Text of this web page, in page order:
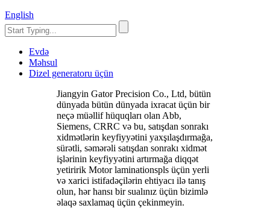
English
Evdə
Məhsul
Dizel generatoru üçün
Jiangyin Gator Precision Co., Ltd, bütün
dünyada bütün dünyada ixracat üçün bir
neçə müəllif hüquqları olan Abb,
Siemens, CRRC və bu, satışdan sonrakı
xidmətlərin keyfiyyətini yaxşılaşdırmağa,
sürətli, səmərəli satışdan sonrakı xidmət
işlərinin keyfiyyətini artırmağa diqqət
yetiririk Motor laminationspls üçün yerli
və xarici istifadəçilərin ehtiyacı ilə tanış
olun, hər hansı bir sualınız üçün bizimlə
əlaqə saxlamaq üçün çekinmeyin.